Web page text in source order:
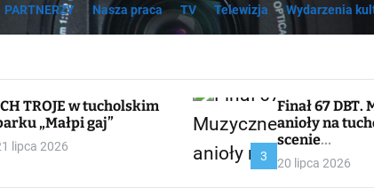
PARTNERZY Nasza praca TV Telewizja Wydarzenia
TROJE w tucholskim
„Małpi gaj”
lipca 2026
3
Finał 67 DBT. Muzyczne
anioły na
scenie
CHOJNACKA//
I
20 lipca 2026